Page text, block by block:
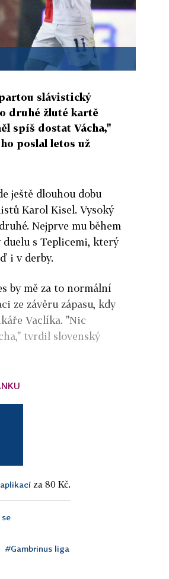
slávistický
druhé žluté kartě
spíš dostat Vácha,"
poslal letos už
ještě dlouhou dobu
Karol Kisel. Vysoký
Nejprve mu během
s Teplicemi, který
i v derby.
by mě za to normální
ze závěru zápasu, kdy
Vaclíka. "Nic
tvrdil slovenský
za 80 Kč.
#Gambrinus liga